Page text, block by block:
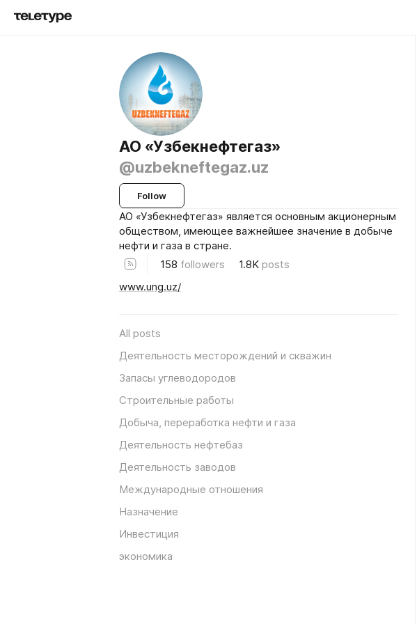
АО «Узбекнефтегаз»
@uzbekneftegaz.uz
Follow
АО «Узбекнефтегаз» является основным акционерным
обществом, имеющее важнейшее значение в добыче
нефти и газа в стране.
158 followers 1.8K posts
www.ung.uz/
All posts
Деятельность месторождений и скважин
Запасы углеводородов
Строительные работы
Добыча, переработка нефти и газа
Деятельность нефтебаз
Деятельность заводов
Международные отношения
Назначение
Инвестиция
экономика